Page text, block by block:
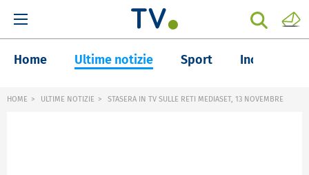
Home Ultime notizie Sport Inchieste
HOME ULTIME NOTIZIE STASERA IN TV SULLE RETI MEDIASET, 13 NOVEMBRE